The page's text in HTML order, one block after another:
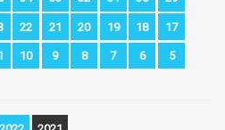
22 21 20 19 18 17
10 9 8 7 6 5